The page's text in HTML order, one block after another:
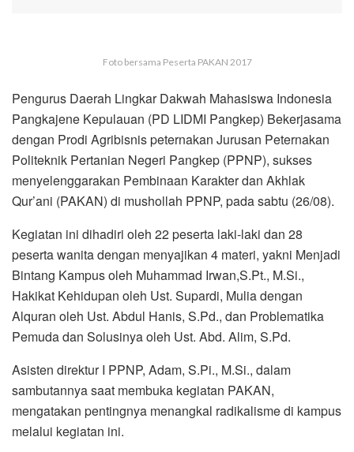
Foto bersama Peserta PAKAN 2017
Pengurus Daerah Lingkar Dakwah Mahasiswa Indonesia
Pangkajene Kepulauan (PD LIDMI Pangkep) Bekerjasama
dengan Prodi Agribisnis peternakan Jurusan Peternakan
Politeknik Pertanian Negeri Pangkep (PPNP), ‎sukses
menyelenggarakan Pembinaan Karakter dan Akhlak
Qur’ani (PAKAN) di mushollah PPNP, pada sabtu (26/08).
Kegiatan ini dihadiri oleh 22 peserta laki-laki dan 28
peserta wanita dengan menyajikan 4 materi, yakni Menjadi
Bintang Kampus oleh Muhammad Irwan,S.Pt., M.Si.,
Hakikat Kehidupan oleh Ust. Supardi, Mulia dengan
Alquran oleh Ust. Abdul Hanis, S.Pd., dan Problematika
Pemuda dan Solusinya oleh Ust. Abd. Alim, S.Pd.
Asisten direktur I PPNP, Adam, S.Pi., M.Si., dalam
sambutannya saat membuka kegiatan PAKAN,
mengatakan pentingnya menangkal radikalisme di kampus
melalui kegiatan ini.